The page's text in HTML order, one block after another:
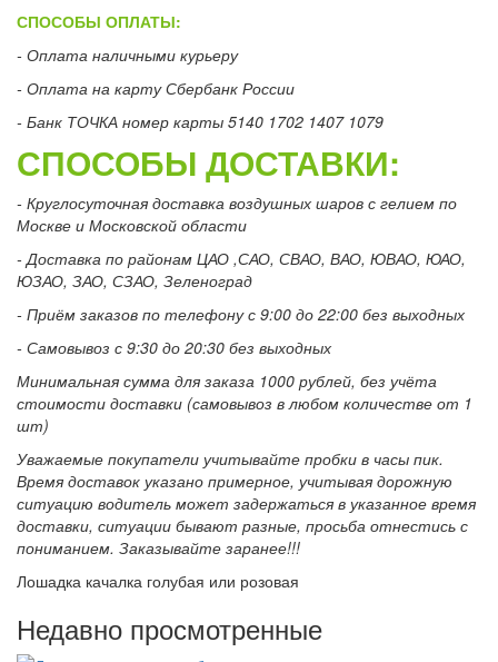
СПОСОБЫ ОПЛАТЫ:
- Оплата наличными курьеру
- Оплата на карту Сбербанк России
- Банк ТОЧКА номер карты 5140 1702 1407 1079
СПОСОБЫ ДОСТАВКИ:
- Круглосуточная доставка воздушных шаров с гелием по
Москве и Московской области
- Доставка по районам ЦАО ,САО, СВАО, ВАО, ЮВАО, ЮАО,
ЮЗАО, ЗАО, СЗАО, Зеленоград
- Приём заказов по телефону с 9:00 до 22:00 без выходных
- Самовывоз с 9:30 до 20:30 без выходных
Минимальная сумма для заказа 1000 рублей, без учёта
стоимости доставки (самовывоз в любом количестве от 1
шт)
Уважаемые покупатели учитывайте пробки в часы пик.
Время доставок указано примерное, учитывая дорожную
ситуацию водитель может задержаться в указанное время
доставки, ситуации бывают разные, просьба отнестись с
пониманием. Заказывайте заранее!!!
Лошадка качалка голубая или розовая
Недавно просмотренные